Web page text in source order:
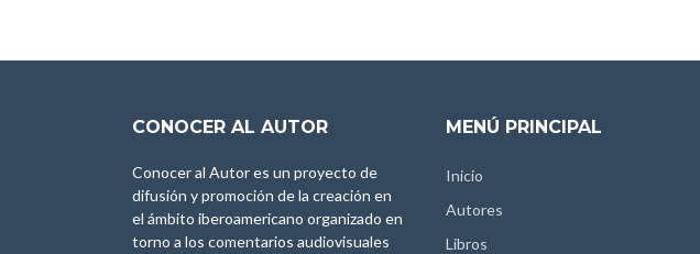
CONOCER AL AUTOR
Conocer al Autor es un proyecto de
difusión y promoción de la creación en
el ámbito iberoamericano organizado en
torno a los comentarios audiovisuales
MENÚ PRINCIPAL
Inicio
Autores
Libros